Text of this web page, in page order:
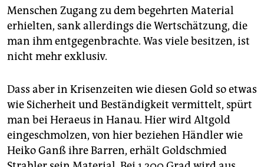
Menschen Zugang zu dem begehrten Material
erhielten, sank allerdings die Wertschätzung, die
man ihm entgegenbrachte. Was viele besitzen, ist
nicht mehr exklusiv.
Dass aber in Krisenzeiten wie diesen Gold so etwas
wie Sicherheit und Beständigkeit vermittelt, spürt
man bei Heraeus in Hanau. Hier wird Altgold
eingeschmolzen, von hier beziehen Händler wie
Heiko Ganß ihre Barren, erhält Goldschmied